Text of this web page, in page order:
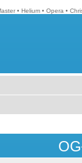
• Helium • Opera •